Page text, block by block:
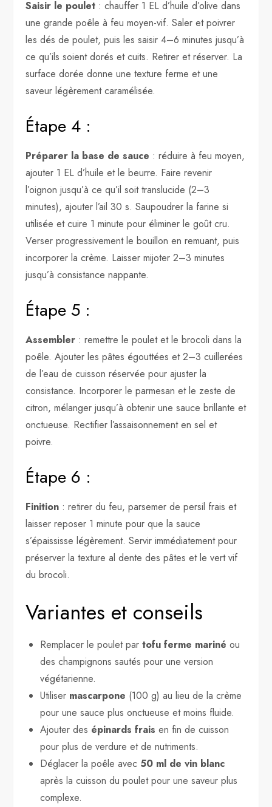
Saisir le poulet : chauffer 1 EL d’huile d’olive dans
une grande poêle à feu moyen-vif. Saler et poivrer
les dés de poulet, puis les saisir 4–6 minutes jusqu’à
ce qu’ils soient dorés et cuits. Retirer et réserver. La
surface dorée donne une texture ferme et une
saveur légèrement caramélisée.
Étape 4 :
Préparer la base de sauce : réduire à feu moyen,
ajouter 1 EL d’huile et le beurre. Faire revenir
l’oignon jusqu’à ce qu’il soit translucide (2–3
minutes), ajouter l’ail 30 s. Saupoudrer la farine si
utilisée et cuire 1 minute pour éliminer le goût cru.
Verser progressivement le bouillon en remuant, puis
incorporer la crème. Laisser mijoter 2–3 minutes
jusqu’à consistance nappante.
Étape 5 :
Assembler : remettre le poulet et le brocoli dans la
poêle. Ajouter les pâtes égouttées et 2–3 cuillerées
de l’eau de cuisson réservée pour ajuster la
consistance. Incorporer le parmesan et le zeste de
citron, mélanger jusqu’à obtenir une sauce brillante et
onctueuse. Rectifier l’assaisonnement en sel et
poivre.
Étape 6 :
Finition : retirer du feu, parsemer de persil frais et
laisser reposer 1 minute pour que la sauce
s’épaississe légèrement. Servir immédiatement pour
préserver la texture al dente des pâtes et le vert vif
du brocoli.
Variantes et conseils
Remplacer le poulet partofu ferme mariné ou
des champignons sautés pour une version
végétarienne.
Utiliser mascarpone (100 g) au lieu de la crème
pour une sauce plus onctueuse et moins fluide.
Ajouter des épinards frais en fin de cuisson
pour plus de verdure et de nutriments.
Déglacer la poêle avec 50 ml de vin blanc
après la cuisson du poulet pour une saveur plus
complexe.